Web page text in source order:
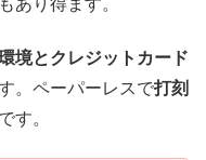
境とクレジットカード
。ペーパーレスで打刻
す。